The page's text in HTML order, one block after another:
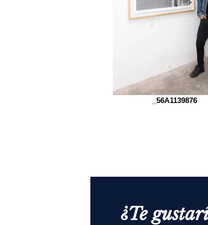
_56A1139876
¿Te